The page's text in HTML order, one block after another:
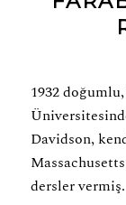
1932
Davidson,
dersler